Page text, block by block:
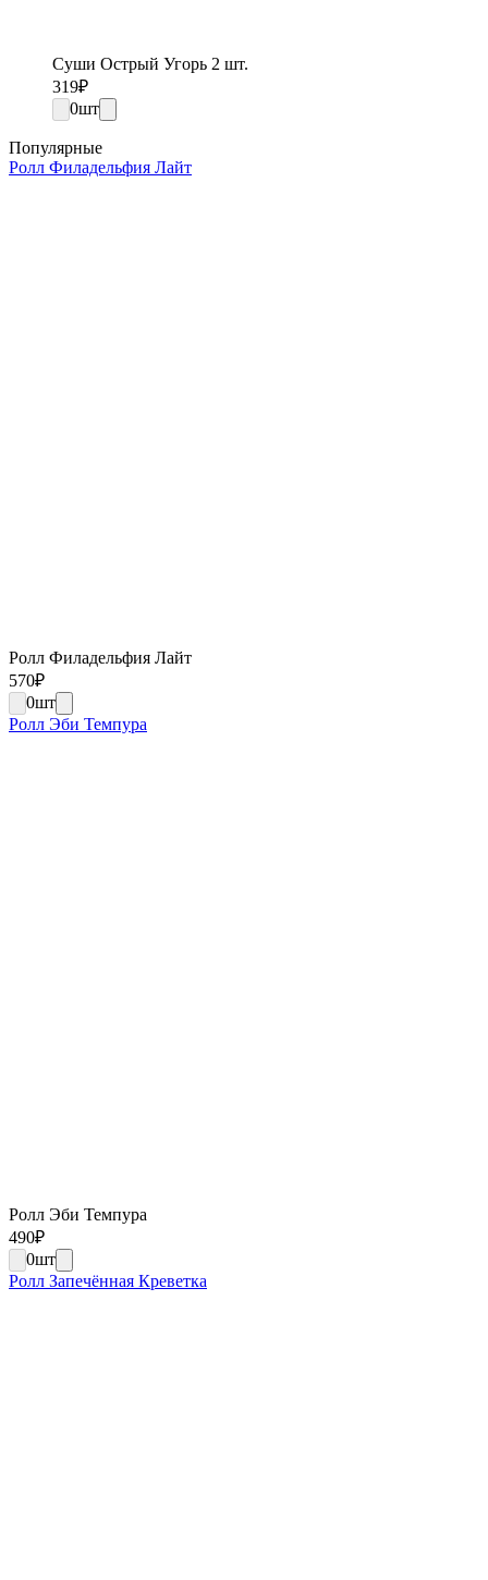
Суши Острый Угорь 2 шт.
319₽
0шт
Популярные
Ролл Филадельфия Лайт
Ролл Филадельфия Лайт
570₽
0шт
Ролл Эби Темпура
Ролл Эби Темпура
490₽
0шт
Ролл Запечённая Креветка